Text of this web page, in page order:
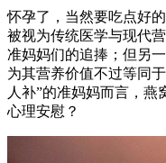
怀孕了，当然要吃点好
被视为传统医学与现代
准妈妈们的追捧；但另
为其营养价值不过等同
人补”的准妈妈而言，
心理安慰？